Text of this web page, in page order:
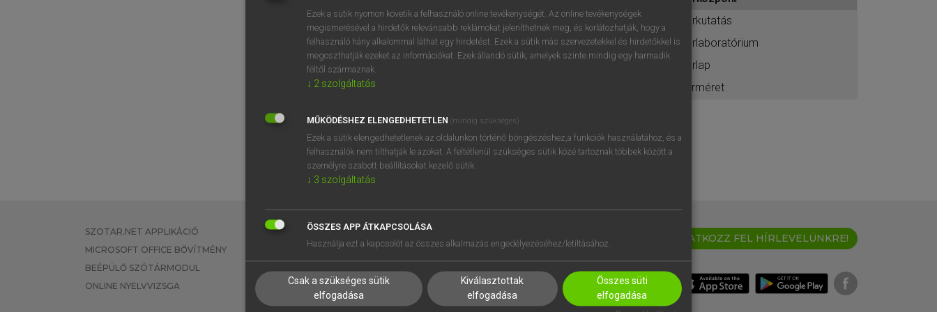
BELÉPÉS
próbaverziójának elindításához
regisztrálok ésbelépek.
REGISZTRÁCIÓ
űrkutatás
űrlaboratórium
űrlap
ürméret
SZOTAR.NET APPLIKÁCIÓ
MICROSOFT OFFICE BŐVÍTMÉNY
BEÉPÜLŐ SZÓTÁRMODUL
ONLINE NYELVVIZSGA
EGYÉNI FELHASZNÁLÓKNAK
TANULÓKNAK
VÁLLALATI MEGOLDÁSOK
SÚGÓ
RÓLUNK
SÜTI BEÁLLÍTÁSOK
IRATKOZZ FEL HÍRLEVELÜNKRE!
Ezek a sütik nyomon követik a felhasználó online tevékenységét. Az online tevékenységek
megismerésével a hirdetők relevánsabb reklámokat jeleníthetnek meg, és korlátozhatják, hogy a
felhasználó hány alkalommal láthat egy hirdetést. Ezek a sütik más szervezetekkel és hirdetőkkel is
megoszthatják ezeket az információkat. Ezek állandó sütik, amelyek szinte mindig egy harmadik
féltől származnak.
↓ 2 szolgáltatás
MŰKÖDÉSHEZ ELENGEDHETETLEN (mindig szükséges)
Ezek a sütik elengedhetetlenek az oldalunkon történő böngészéshez,a funkciók használatához, és a
felhasználók nem tilthatják le azokat. A feltétlenül szükséges sütik közé tartoznak többek között a
személyre szabott beállításokat kezelő sütik.
↓ 3 szolgáltatás
ÖSSZES APP ÁTKAPCSOLÁSA
Használja ezt a kapcsolót az összes alkalmazás engedélyezéséhez/letiltásához.
Csak a szükséges sütik
elfogadása
Kiválasztottak
elfogadása
Összes süti
elfogadása